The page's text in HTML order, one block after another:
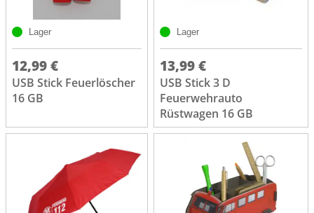
Lager
12,99 €
USB Stick Feuerlöscher
16 GB
Lager
13,99 €
USB Stick 3 D
Feuerwehrauto
Rüstwagen 16 GB